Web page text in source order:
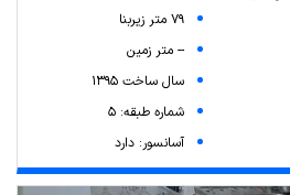
79 متر زیربنا
-- متر زمین
سال ساخت 1395
شماره طبقه: 5
آسانسور: دارد